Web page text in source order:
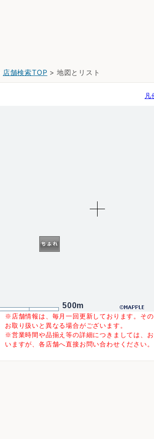
店舗検索TOP > 地図とリスト
凡
500m
※店舗情報は、毎月一回更新しております。そ
お取り扱いと異なる場合がございます。
※営業時間や品揃え等の詳細につきましては、
いますが、各店舗へ直接お問い合わせください。